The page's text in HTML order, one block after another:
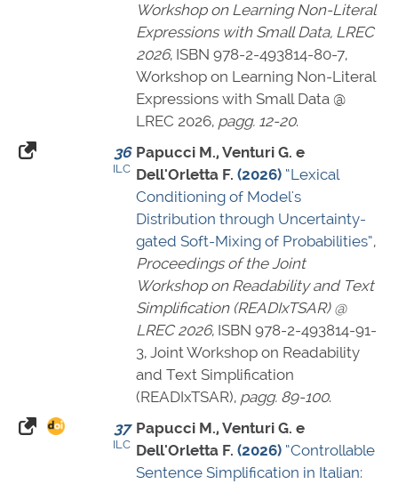
Workshop on Learning Non-Literal
Expressions with Small Data, LREC
2026, ISBN 978-2-493814-80-7,
Workshop on Learning Non-Literal
Expressions with Small Data @
LREC 2026, pagg. 12-20.
36
ILC
Papucci M., Venturi G. e
Dell'Orletta F. (2026) “Lexical
Conditioning of Model's
Distribution through Uncertainty-
gated Soft-Mixing of Probabilities”,
Proceedings of the Joint
Workshop on Readability and Text
Simplification (READIxTSAR) @
LREC 2026, ISBN 978-2-493814-91-
3, Joint Workshop on Readability
and Text Simplification
(READIxTSAR), pagg. 89-100.
37
ILC
Papucci M., Venturi G. e
Dell'Orletta F. (2026) “Controllable
Sentence Simplification in Italian: